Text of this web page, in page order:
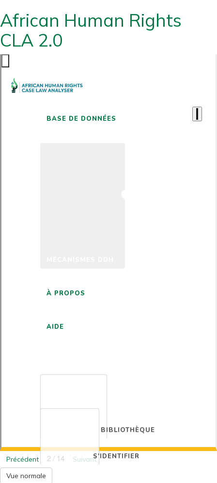
African Human Rights
CLA 2.0
BASE DE DONNÉES
À PROPOS
AIDE
BIBLIOTHÈQUE
S'IDENTIFIER
Précédent 2 / 14
Suivant
Vue normale